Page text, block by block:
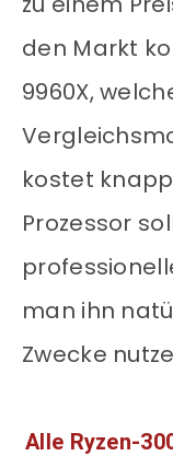
den Markt
9960X,
kostet knapp
Prozessor
man ihn
Zwecke
Alle Ryzen-